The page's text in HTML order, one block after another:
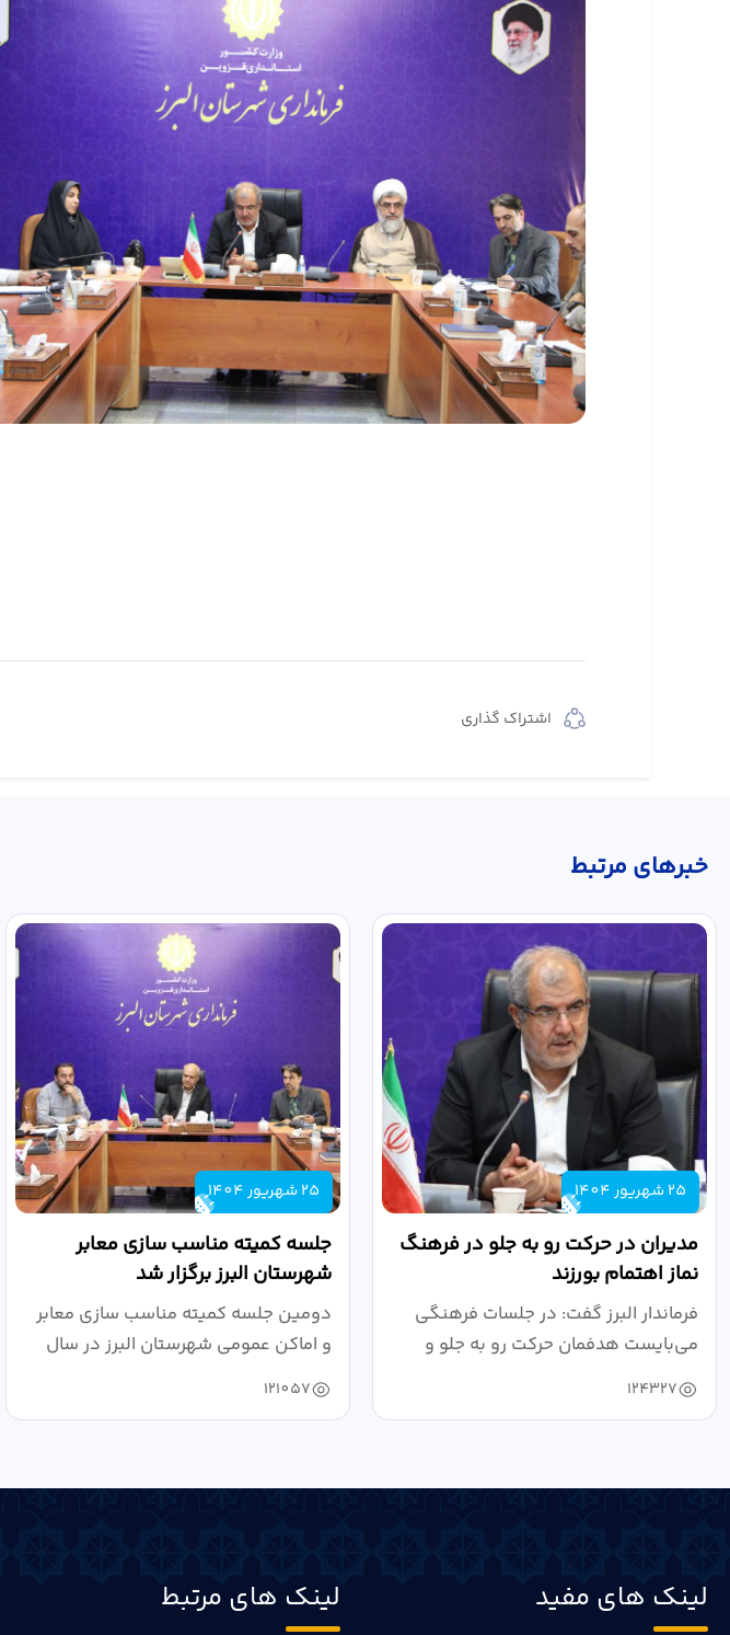
اشتراک گذاری
خبر‌های مرتبط
25 شهریور 1404
مدیران در حرکت رو به جلو در فرهنگ
نماز اهتمام بورزند
فرماندار البرز گفت: در جلسات فرهنگی
می‌بایست هدفمان حرکت رو به جلو و
دستیابی...
124327
25 شهریور 1404
جلسه کمیته مناسب سازی معابر
شهرستان البرز برگزار شد
دومین جلسه کمیته مناسب سازی معابر
و اماکن عمومی شهرستان البرز در سال
۱۴۰۴ به...
121057
لینک های مفید لینک های مرتبط